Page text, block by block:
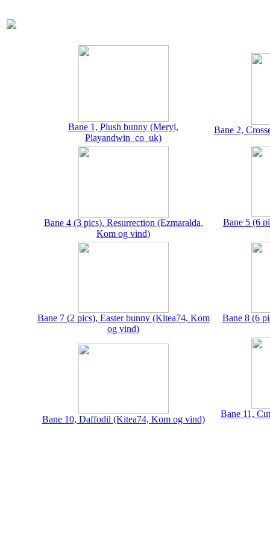
Bane 1, Plush bunny (Meryl,
Playandwin_co_uk)
Bane 2,
Bane 4 (3 pics), Resurrection (Ezmaralda,
Kom og vind)
Bane 5 (6
Bane 7 (2 pics), Easter bunny (Kitea74, Kom
og vind)
Bane 8 (6
Bane 10, Daffodil (Kitea74, Kom og vind)
Bane 11,